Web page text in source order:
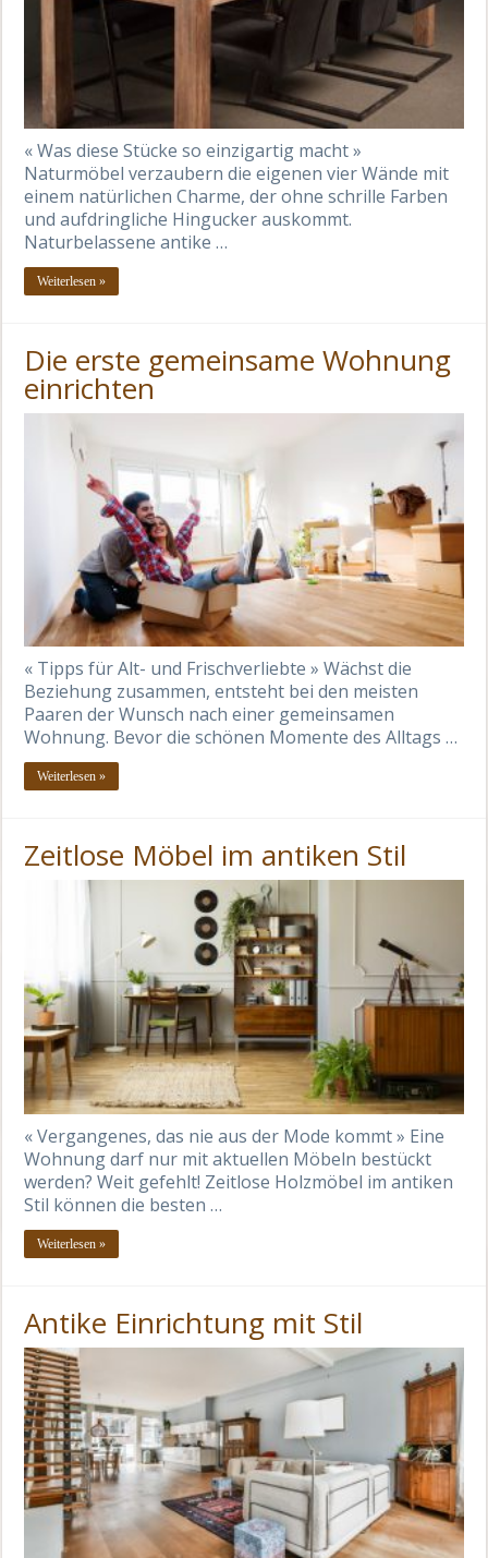
« Was diese Stücke so einzigartig macht »
Naturmöbel verzaubern die eigenen vier Wände mit
einem natürlichen Charme, der ohne schrille Farben
und aufdringliche Hingucker auskommt.
Naturbelassene antike …
Weiterlesen »
Die erste gemeinsame Wohnung
einrichten
« Tipps für Alt- und Frischverliebte » Wächst die
Beziehung zusammen, entsteht bei den meisten
Paaren der Wunsch nach einer gemeinsamen
Wohnung. Bevor die schönen Momente des Alltags …
Weiterlesen »
Zeitlose Möbel im antiken Stil
« Vergangenes, das nie aus der Mode kommt » Eine
Wohnung darf nur mit aktuellen Möbeln bestückt
werden? Weit gefehlt! Zeitlose Holzmöbel im antiken
Stil können die besten …
Weiterlesen »
Antike Einrichtung mit Stil